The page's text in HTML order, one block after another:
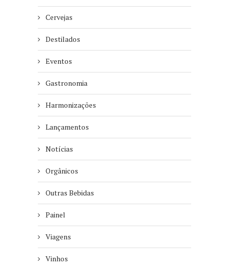
Cervejas
Destilados
Eventos
Gastronomia
Harmonizações
Lançamentos
Notícias
Orgânicos
Outras Bebidas
Painel
Viagens
Vinhos